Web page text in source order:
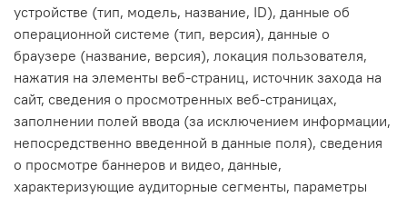
устройстве (тип, модель, название, ID), данные об
операционной системе (тип, версия), данные о
браузере (название, версия), локация пользователя,
нажатия на элементы веб-страниц, источник захода на
сайт, сведения о просмотренных веб-страницах,
заполнении полей ввода (за исключением информации,
непосредственно введенной в данные поля), сведения
о просмотре баннеров и видео, данные,
характеризующие аудиторные сегменты, параметры